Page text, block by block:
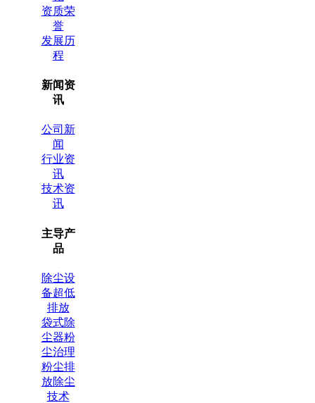
资质荣
誉
发展历
程
新闻资
讯
公司新
闻
行业资
讯
技术资
讯
主导产
品
除尘设
备超低
排放
袋式除
尘器粉
尘治理
粉尘排
放除尘
技术